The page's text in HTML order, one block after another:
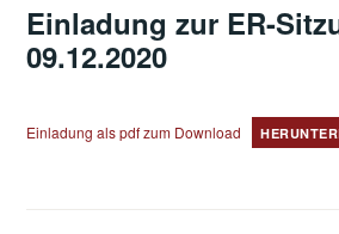
Einladung zur ER-
09.12.2020
Einladung als pdf zum Download